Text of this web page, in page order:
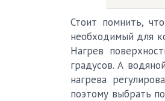
Стоит помнить,
необходимый для
Нагрев
градусов. А
нагрева
поэтому выбрать